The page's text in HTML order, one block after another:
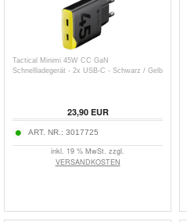
Tactical Minimi 45W CC GaN
Schnellladegerät - 2x USB-C - Schwarz / Gelb
23,90EUR
ART. NR.: 3017725
inkl. 19 % MwSt. zzgl.
VERSANDKOSTEN